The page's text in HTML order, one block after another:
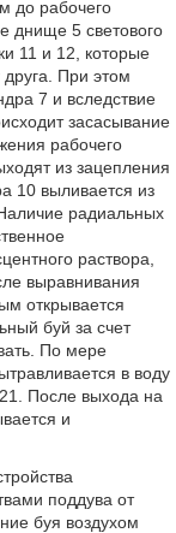
до рабочего
днище 5 светового
11 и 12, которые
При этом
7 и вследствие
засасывание
рабочего
из зацепления
10 выливается из
радиальных
раствора,
выравнивания
открывается
буй за счет
По мере
в воду
После выхода на
и
поддува от
буя воздухом